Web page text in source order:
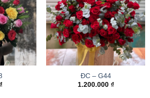
ĐC – G44
1.200.000 ₫